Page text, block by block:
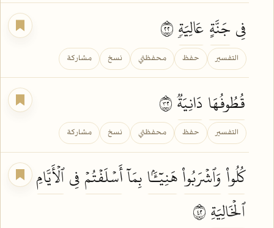
فِيجَنَّةٍ عَالِيَةٖ
التفسير حفظ محفظتي نسخ مشاركة
قُطُوفُهَا دَانِيَةٞ
التفسير حفظ محفظتي نسخ مشاركة
كُلُواْ وَٱشۡرَبُواْهَنِيٓـَٔۢابِمَآأَسۡلَفۡتُمۡفِيٱلۡأَيَّامِ
ٱلۡخَالِيَةِ